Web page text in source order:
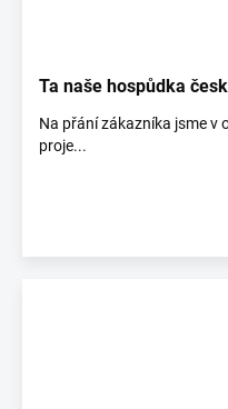
Ta naše hospůdka
Na přání zákazníka jsme v
proje...